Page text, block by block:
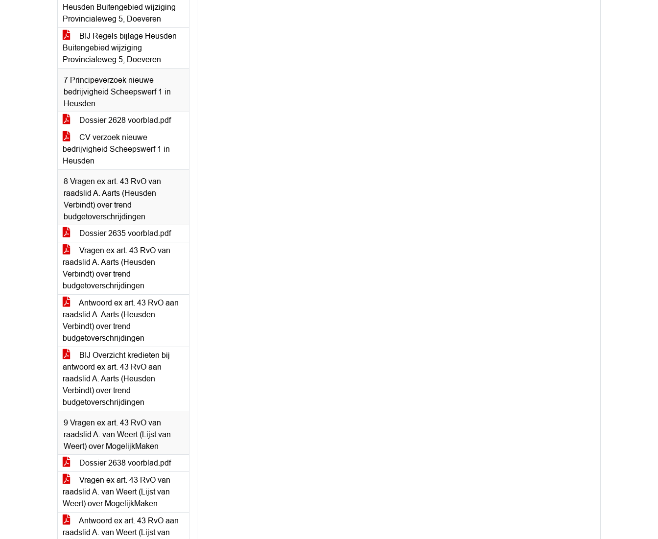
Heusden Buitengebied wijziging
Provincialeweg 5, Doeveren
BIJ Regels bijlage Heusden
Buitengebied wijziging
Provincialeweg 5, Doeveren
7 Principeverzoek nieuwe
bedrijvigheid Scheepswerf 1 in
Heusden
Dossier 2628 voorblad.pdf
CV verzoek nieuwe
bedrijvigheid Scheepswerf 1 in
Heusden
8 Vragen ex art. 43 RvO van
raadslid A. Aarts (Heusden
Verbindt) over trend
budgetoverschrijdingen
Dossier 2635 voorblad.pdf
Vragen ex art. 43 RvO van
raadslid A. Aarts (Heusden
Verbindt) over trend
budgetoverschrijdingen
Antwoord ex art. 43 RvO aan
raadslid A. Aarts (Heusden
Verbindt) over trend
budgetoverschrijdingen
BIJ Overzicht kredieten bij
antwoord ex art. 43 RvO aan
raadslid A. Aarts (Heusden
Verbindt) over trend
budgetoverschrijdingen
9 Vragen ex art. 43 RvO van
raadslid A. van Weert (Lijst van
Weert) over MogelijkMaken
Dossier 2638 voorblad.pdf
Vragen ex art. 43 RvO van
raadslid A. van Weert (Lijst van
Weert) over MogelijkMaken
Antwoord ex art. 43 RvO aan
raadslid A. van Weert (Lijst van